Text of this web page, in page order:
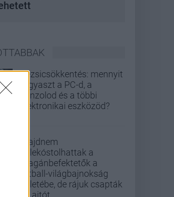
Rezsicsökkentés: mennyit
fogyaszt a PC-d, a
konzolod és a többi
elektronikai eszközöd?
Majdnem
belekóstolhattak a
magánbefektetők a
futball-világbajnokság
üzletébe, de rájuk csapták
az ajtót